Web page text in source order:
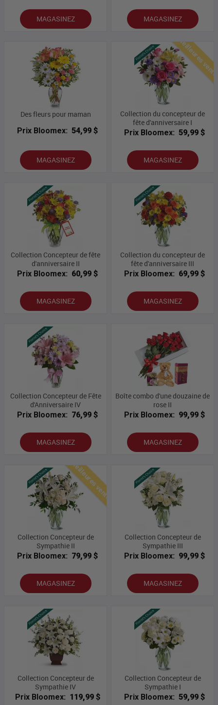
MAGASINEZ MAGASINEZ
Des fleurs pour maman
Prix Bloomex: 54,99 $
MAGASINEZ
Meilleures
Collection du concepteur de
fête d'anniversaire I
Prix Bloomex: 59,99 $
MAGASINEZ
Collection Concepteur de fête
d'anniversaire II
Prix Bloomex: 60,99 $
MAGASINEZ
Collection du concepteur de
fête d'anniversaire III
Prix Bloomex: 69,99 $
MAGASINEZ
Collection Concepteur de Fête
d'Anniversaire IV
Prix Bloomex: 76,99 $
MAGASINEZ
Boîte combo d'une douzaine de
rose II
Prix Bloomex: 99,99 $
MAGASINEZ
Meilleures ventes
Collection Concepteur de
Sympathie II
Prix Bloomex: 79,99 $
MAGASINEZ
Collection Concepteur de
Sympathie III
Prix Bloomex: 99,99 $
MAGASINEZ
Collection Concepteur de
Sympathie IV
Prix Bloomex: 119,99 $
Collection Concepteur de
Sympathie I
Prix Bloomex: 59,99 $